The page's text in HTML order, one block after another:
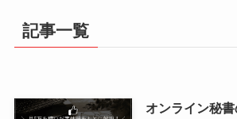
記事一覧
オンライン秘書